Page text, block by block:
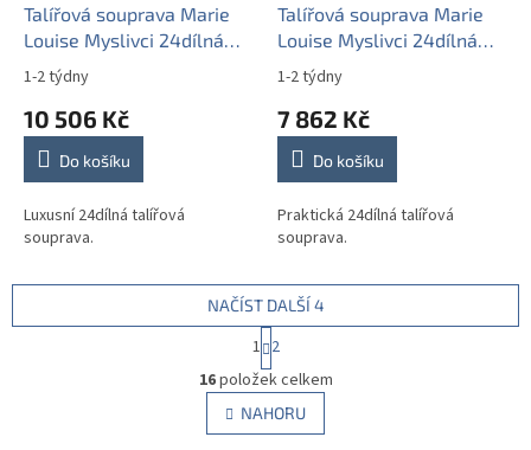
Talířová souprava Marie
Louise Myslivci 24dílná
GGL LUX
1-2 týdny
10 506 Kč
Do košíku
Luxusní 24dílná talířová
souprava.
Talířová souprava Marie
Louise Myslivci 24dílná
GZL
1-2 týdny
7 862 Kč
Do košíku
Praktická 24dílná talířová
souprava.
O
v
l
á
NAČÍST DALŠÍ 4
S
t
r
á
n
k
1 2
16položek celkem
NAHORU